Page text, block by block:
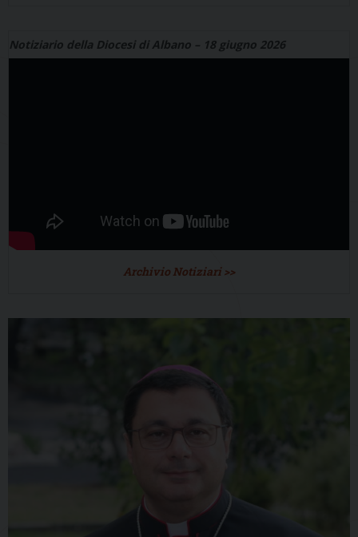
Notiziario della Diocesi di Albano – 18 giugno 2026
Archivio Notiziari >>